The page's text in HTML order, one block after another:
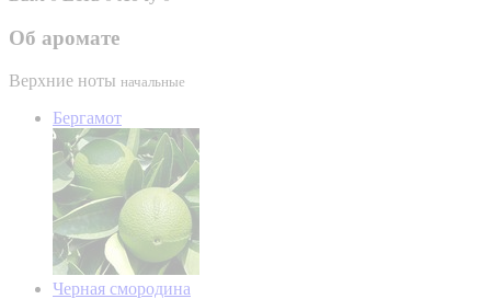
Об аромате
Верхние ноты начальные
Бергамот
Черная смородина